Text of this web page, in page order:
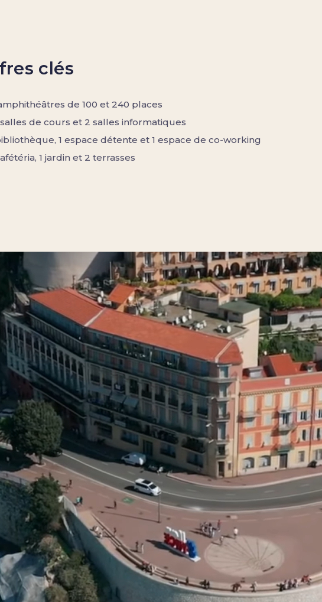
clés
de 100 et 240 places
salles de cours et 2 salles informatiques
1 espace détente et 1 espace de co-working
1 jardin et 2 terrasses